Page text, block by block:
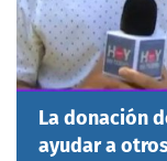
La donación
ayudar a